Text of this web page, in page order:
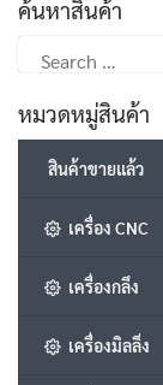
ค้นหาสินค้า
for:
หมวดหมู่สินค้า
สินค้าขายแล้ว
เครื่อง CNC
เครื่องกลึง
เครื่องมิลลิ่ง